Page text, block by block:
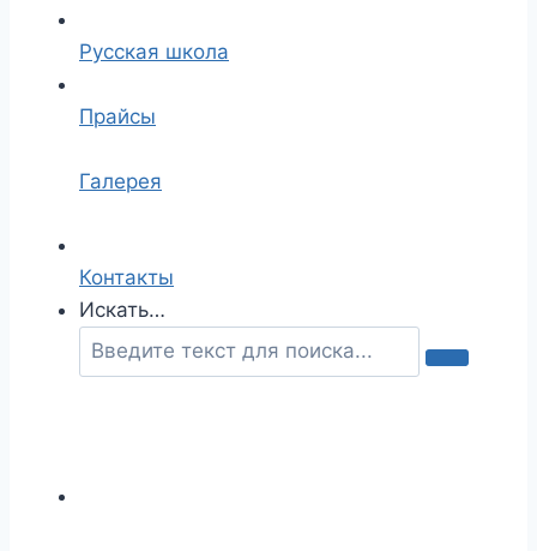
Русская школа
Прайсы
Галерея
Контакты
Искать…